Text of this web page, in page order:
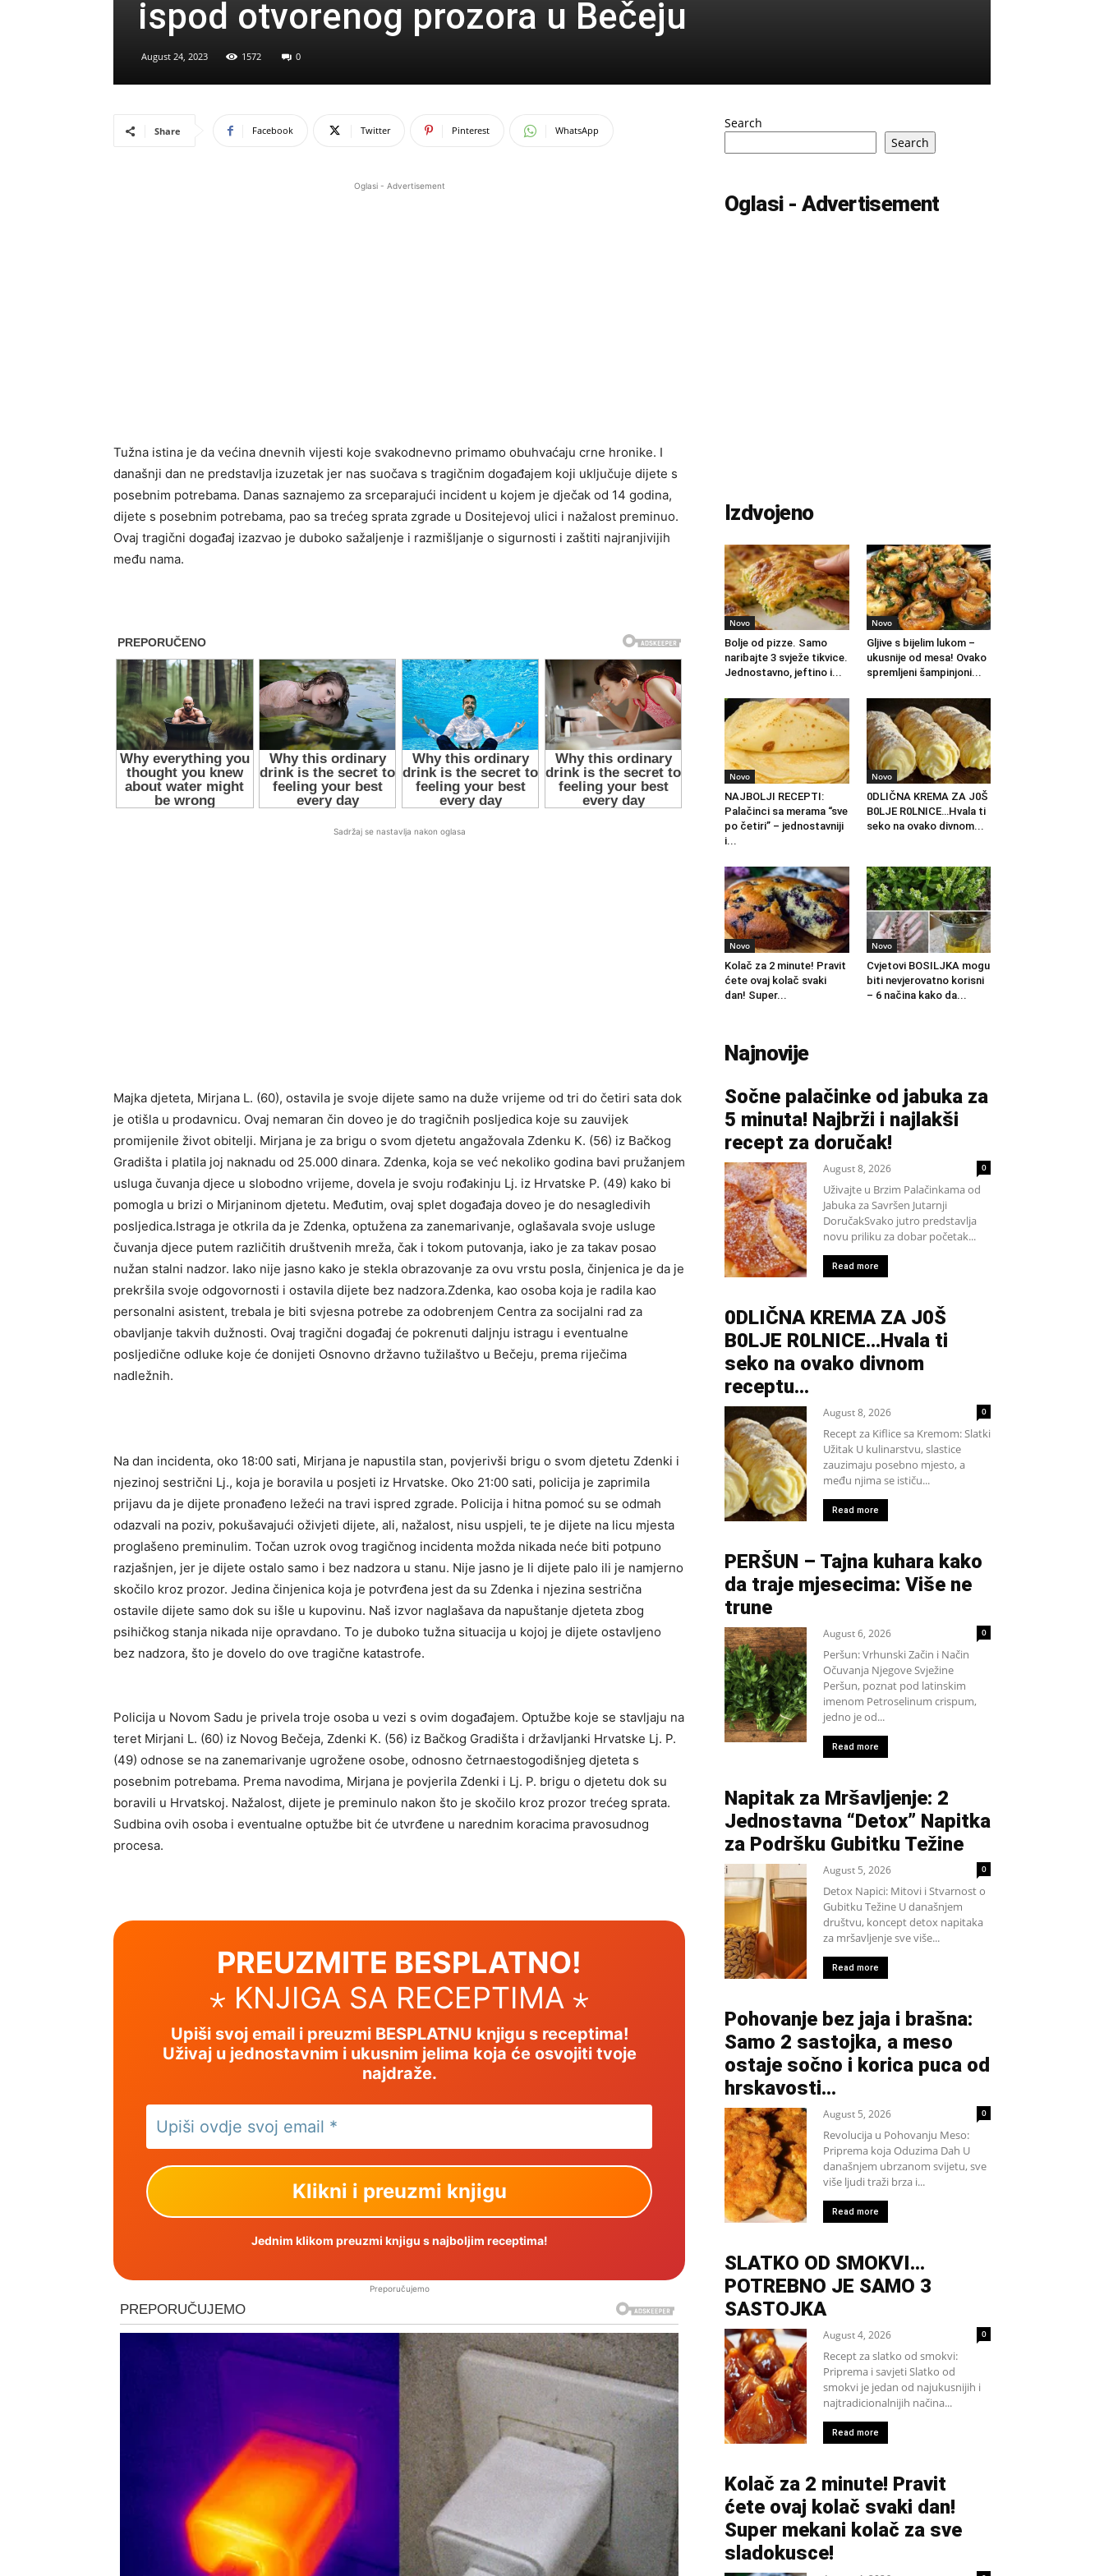
ispod otvorenog prozora u Bečeju
August 24, 2023 1572 0
Share Facebook Twitter Pinterest WhatsApp
Oglasi - Advertisement
Tužna istina je da većina dnevnih vijesti koje svakodnevno primamo obuhvaćaju crne hronike. I
današnji dan ne predstavlja izuzetak jer nas suočava s tragičnim događajem koji uključuje dijete s
posebnim potrebama. Danas saznajemo za srceparajući incident u kojem je dječak od 14 godina,
dijete s posebnim potrebama, pao sa trećeg sprata zgrade u Dositejevoj ulici i nažalost preminuo.
Ovaj tragični događaj izazvao je duboko sažaljenje i razmišljanje o sigurnosti i zaštiti najranjivijih
među nama.
Sadržaj se nastavlja nakon oglasa
Majka djeteta, Mirjana L. (60), ostavila je svoje dijete samo na duže vrijeme od tri do četiri sata dok
je otišla u prodavnicu. Ovaj nemaran čin doveo je do tragičnih posljedica koje su zauvijek
promijenile život obitelji. Mirjana je za brigu o svom djetetu angažovala Zdenku K. (56) iz Bačkog
Gradišta i platila joj naknadu od 25.000 dinara. Zdenka, koja se već nekoliko godina bavi pružanjem
usluga čuvanja djece u slobodno vrijeme, dovela je svoju rođakinju Lj. iz Hrvatske P. (49) kako bi
pomogla u brizi o Mirjaninom djetetu. Međutim, ovaj splet događaja doveo je do nesagledivih
posljedica.Istraga je otkrila da je Zdenka, optužena za zanemarivanje, oglašavala svoje usluge
čuvanja djece putem različitih društvenih mreža, čak i tokom putovanja, iako je za takav posao
nužan stalni nadzor. Iako nije jasno kako je stekla obrazovanje za ovu vrstu posla, činjenica je da je
prekršila svoje odgovornosti i ostavila dijete bez nadzora.Zdenka, kao osoba koja je radila kao
personalni asistent, trebala je biti svjesna potrebe za odobrenjem Centra za socijalni rad za
obavljanje takvih dužnosti. Ovaj tragični događaj će pokrenuti daljnju istragu i eventualne
posljedične odluke koje će donijeti Osnovno državno tužilaštvo u Bečeju, prema riječima
nadležnih.
Na dan incidenta, oko 18:00 sati, Mirjana je napustila stan, povjerivši brigu o svom djetetu Zdenki i
njezinoj sestrični Lj., koja je boravila u posjeti iz Hrvatske. Oko 21:00 sati, policija je zaprimila
prijavu da je dijete pronađeno ležeći na travi ispred zgrade. Policija i hitna pomoć su se odmah
odazvali na poziv, pokušavajući oživjeti dijete, ali, nažalost, nisu uspjeli, te je dijete na licu mjesta
proglašeno preminulim. Točan uzrok ovog tragičnog incidenta možda nikada neće biti potpuno
razjašnjen, jer je dijete ostalo samo i bez nadzora u stanu. Nije jasno je li dijete palo ili je namjerno
skočilo kroz prozor. Jedina činjenica koja je potvrđena jest da su Zdenka i njezina sestrična
ostavile dijete samo dok su išle u kupovinu. Naš izvor naglašava da napuštanje djeteta zbog
psihičkog stanja nikada nije opravdano. To je duboko tužna situacija u kojoj je dijete ostavljeno
bez nadzora, što je dovelo do ove tragične katastrofe.
Policija u Novom Sadu je privela troje osoba u vezi s ovim događajem. Optužbe koje se stavljaju na
teret Mirjani L. (60) iz Novog Bečeja, Zdenki K. (56) iz Bačkog Gradišta i državljanki Hrvatske Lj. P.
(49) odnose se na zanemarivanje ugrožene osobe, odnosno četrnaestogodišnjeg djeteta s
posebnim potrebama. Prema navodima, Mirjana je povjerila Zdenki i Lj. P. brigu o djetetu dok su
boravili u Hrvatskoj. Nažalost, dijete je preminulo nakon što je skočilo kroz prozor trećeg sprata.
Sudbina ovih osoba i eventualne optužbe bit će utvrđene u narednim koracima pravosudnog
procesa.
PREUZMITE BESPLATNO!
⋆ KNJIGA SA RECEPTIMA ⋆
Upiši svoj email i preuzmi BESPLATNU knjigu s receptima!
Uživaj u jednostavnim i ukusnim jelima koja će osvojiti tvoje
najdraže.
Jednim klikom preuzmi knjigu s najboljim receptima!
Preporučujemo
Search
Search
Oglasi - Advertisement
Izdvojeno
Novo
Bolje od pizze. Samo
naribajte 3 svježe tikvice.
Jednostavno, jeftino i...
Novo
Gljive s bijelim lukom –
ukusnije od mesa! Ovako
spremljeni šampinjoni...
Novo
NAJBOLJI RECEPTI:
Palačinci sa merama “sve
po četiri” – jednostavniji
i...
Novo
0DLIČNA KREMA ZA J0Š
B0LJE R0LNICE…Hvala ti
seko na ovako divnom...
Novo
Kolač za 2 minute! Pravit
ćete ovaj kolač svaki
dan! Super...
Novo
Cvjetovi BOSILJKA mogu
biti nevjerovatno korisni
– 6 načina kako da...
Najnovije
Sočne palačinke od jabuka za
5 minuta! Najbrži i najlakši
recept za doručak!
August 8, 2026 0
Uživajte u Brzim Palačinkama od
Jabuka za Savršen Jutarnji
DoručakSvako jutro predstavlja
novu priliku za dobar početak...
Read more
0DLIČNA KREMA ZA J0Š
B0LJE R0LNICE…Hvala ti
seko na ovako divnom
receptu…
August 8, 2026 0
Recept za Kiflice sa Kremom: Slatki
Užitak U kulinarstvu, slastice
zauzimaju posebno mjesto, a
među njima se ističu...
Read more
PERŠUN – Tajna kuhara kako
da traje mjesecima: Više ne
trune
August 6, 2026 0
Peršun: Vrhunski Začin i Način
Očuvanja Njegove Svježine
Peršun, poznat pod latinskim
imenom Petroselinum crispum,
jedno je od...
Read more
Napitak za Mršavljenje: 2
Jednostavna “Detox” Napitka
za Podršku Gubitku Težine
August 5, 2026 0
Detox Napici: Mitovi i Stvarnost o
Gubitku Težine U današnjem
društvu, koncept detox napitaka
za mršavljenje sve više...
Read more
Pohovanje bez jaja i brašna:
Samo 2 sastojka, a meso
ostaje sočno i korica puca od
hrskavosti…
August 5, 2026 0
Revolucija u Pohovanju Meso:
Priprema koja Oduzima Dah U
današnjem ubrzanom svijetu, sve
više ljudi traži brza i...
Read more
SLATKO OD SMOKVI…
POTREBNO JE SAMO 3
SASTOJKA
August 4, 2026 0
Recept za slatko od smokvi:
Priprema i savjeti Slatko od
smokvi je jedan od najukusnijih i
najtradicionalnijih načina...
Read more
Kolač za 2 minute! Pravit
ćete ovaj kolač svaki dan!
Super mekani kolač za sve
sladokusce!